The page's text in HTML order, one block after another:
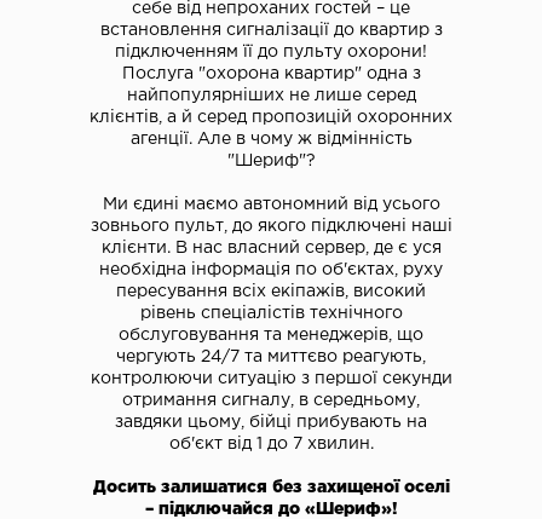
себе від непроханих гостей – це
встановлення сигналізації до квартир з
підключенням її до пульту охорони!
Послуга "охорона квартир" одна з
найпопулярніших не лише серед
клієнтів, а й серед пропозицій охоронних
агенції. Але в чому ж відмінність
"Шериф"?
Ми єдині маємо автономний від усього
зовнього пульт, до якого підключені наші
клієнти. В нас власний сервер, де є уся
необхідна інформація по об'єктах, руху
пересування всіх екіпажів, високий
рівень спеціалістів технічного
обслуговування та менеджерів, що
чергують 24/7 та миттєво реагують,
контролюючи ситуацію з першої секунди
отримання сигналу, в середньому,
завдяки цьому, бійці прибувають на
об'єкт від 1 до 7 хвилин.
Досить залишатися без захищеної оселі
– підключайся до «Шериф»!